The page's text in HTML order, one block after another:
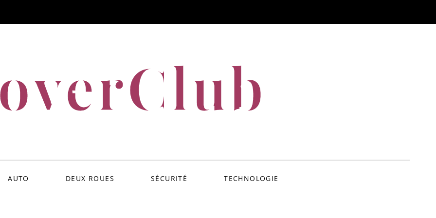
AUTO DEUX ROUES SÉCURITÉ TECHNOLOGIE